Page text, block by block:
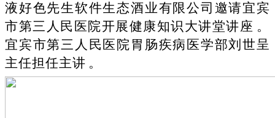
液好色先生软件生态酒业有限公司邀请宜宾
市第三人民医院开展健康知识大讲堂讲座。
宜宾市第三人民医院胃肠疾病医学部刘世呈
主任担任主讲。